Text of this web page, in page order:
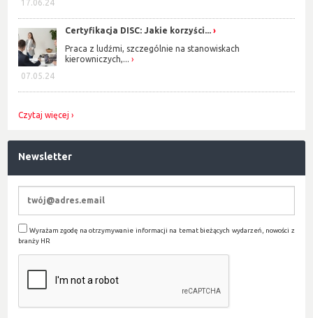
17.06.24
07.05.24
Certyfikacja DISC: Jakie korzyści...
Praca z ludźmi, szczególnie na stanowiskach
kierowniczych,...
Czytaj więcej
Newsletter
Wyrażam zgodę na otrzymywanie informacji na temat bieżących wydarzeń, nowości z
branży HR